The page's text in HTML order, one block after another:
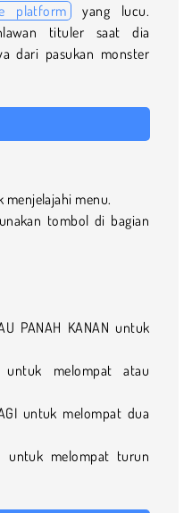
platform yang lucu.
tituler saat dia
dari pasukan monster
menjelajahi menu.
tombol di bagian
PANAH KANAN untuk
untuk melompat atau
untuk melompat dua
untuk melompat turun